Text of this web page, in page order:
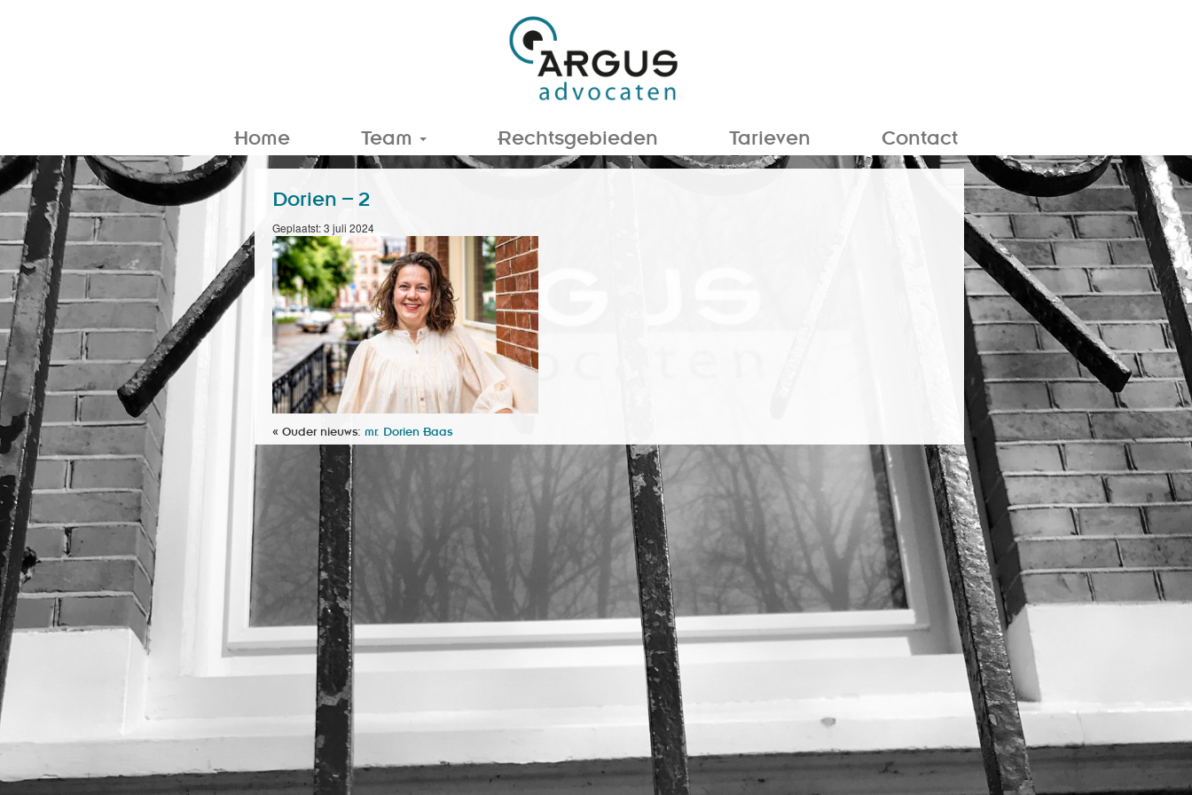
Home Team Rechtsgebieden Tarieven Contact
Dorien – 2
Geplaatst: 3 juli 2024
« Ouder nieuws: mr. Dorien Baas